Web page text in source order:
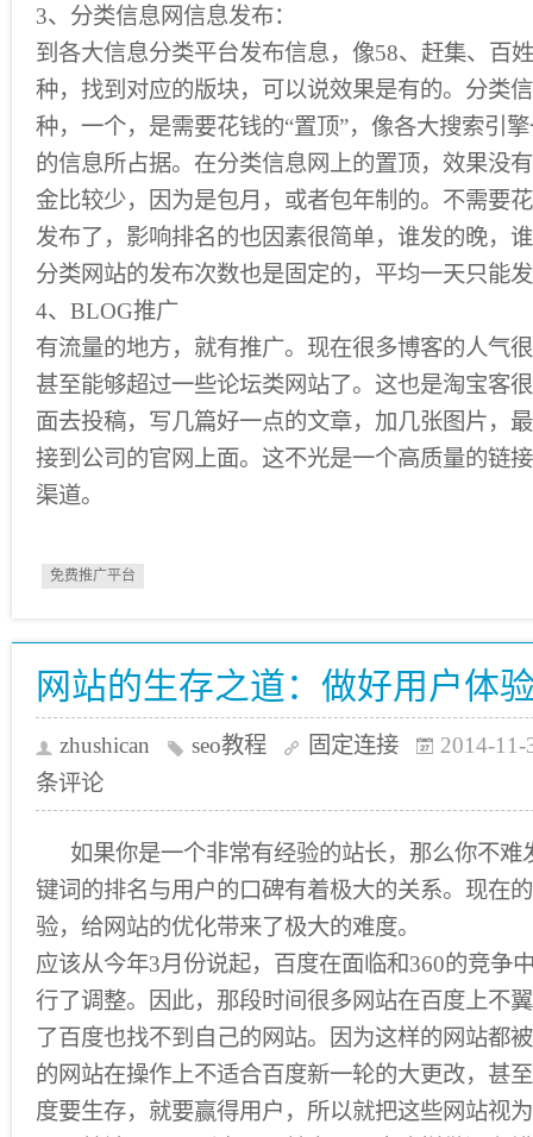
3、分类信息网信息发布：
到各大信息分类平台发布信息，像58、赶集、百
种，找到对应的版块，可以说效果是有的。分类
种，一个，是需要花钱的“置顶”，像各大搜索引
的信息所占据。在分类信息网上的置顶，效果没
金比较少，因为是包月，或者包年制的。不需要
发布了，影响排名的也因素很简单，谁发的晚，
分类网站的发布次数也是固定的，平均一天只能
4、BLOG推广
有流量的地方，就有推广。现在很多博客的人气
甚至能够超过一些论坛类网站了。这也是淘宝客
面去投稿，写几篇好一点的文章，加几张图片，
接到公司的官网上面。这不光是一个高质量的链
渠道。
免费推广平台
网站的生存之道：做好用户体
zhushican seo教程 固定连接
2014-11-
条评论
如果你是一个非常有经验的站长，那么你不难
键词的排名与用户的口碑有着极大的关系。现在
验，给网站的优化带来了极大的难度。
应该从今年3月份说起，百度在面临和360的竞争
行了调整。因此，那段时间很多网站在百度上不
了百度也找不到自己的网站。因为这样的网站都
的网站在操作上不适合百度新一轮的大更改，甚
度要生存，就要赢得用户，所以就把这些网站视